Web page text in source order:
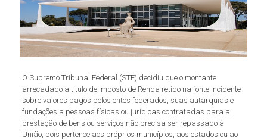
O Supremo Tribunal Federal (STF) decidiu que o montante
arrecadado a título de Imposto de Renda retido na fonte incidente
sobre valores pagos pelos entes federados, suas autarquias e
fundações a pessoas físicas ou jurídicas contratadas para a
prestação de bens ou serviços não precisa ser repassado à
União, pois pertence aos próprios municípios, aos estados ou ao